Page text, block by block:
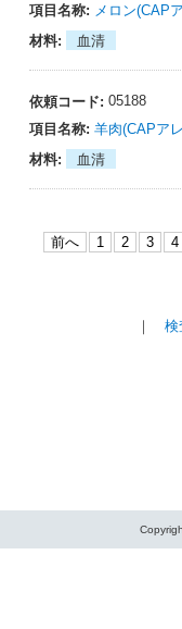
メロン(CAP
血清
05188
羊肉(CAPア
血清
前へ 1 2 3 4
｜ 検